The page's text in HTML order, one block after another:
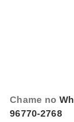
Chame no
96770-2768